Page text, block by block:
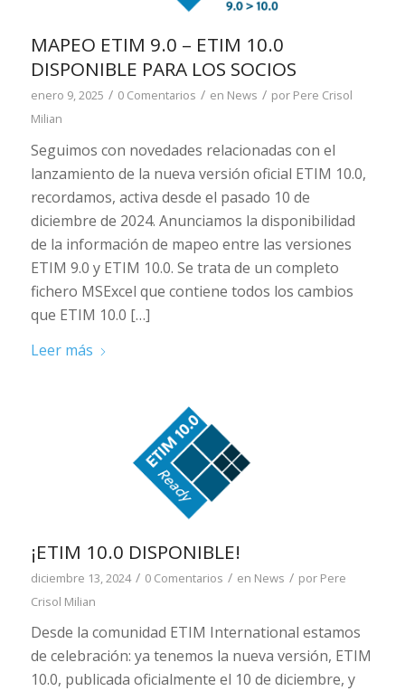
MAPEO ETIM 9.0 – ETIM 10.0
DISPONIBLE PARA LOS SOCIOS
enero 9, 2025 / 0 Comentarios / en News / por Pere Crisol
Milian
Seguimos con novedades relacionadas con el
lanzamiento de la nueva versión oficial ETIM 10.0,
recordamos, activa desde el pasado 10 de
diciembre de 2024. Anunciamos la disponibilidad
de la información de mapeo entre las versiones
ETIM 9.0 y ETIM 10.0. Se trata de un completo
fichero MSExcel que contiene todos los cambios
que ETIM 10.0 […]
Leer más
¡ETIM 10.0 DISPONIBLE!
diciembre 13, 2024 / 0 Comentarios / en News / por Pere
Crisol Milian
Desde la comunidad ETIM International estamos
de celebración: ya tenemos la nueva versión, ETIM
10.0, publicada oficialmente el 10 de diciembre, y